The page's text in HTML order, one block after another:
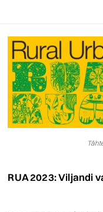
RUA 2023: Viljandi